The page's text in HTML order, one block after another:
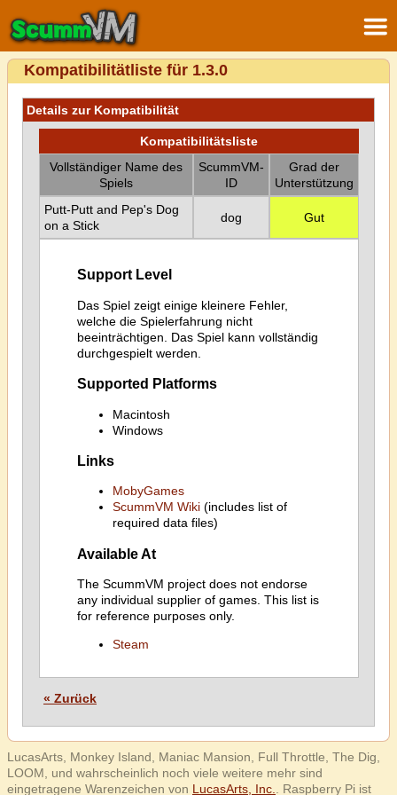
Kompatibilitätliste für 1.3.0
Details zur Kompatibilität
Kompatibilitätsliste
Vollständiger Name des
Spiels
ScummVM-
ID
Grad der
Unterstützung
Putt-Putt and Pep's Dog
on a Stick
dog Gut
Support Level
Das Spiel zeigt einige kleinere Fehler,
welche die Spielerfahrung nicht
beeinträchtigen. Das Spiel kann vollständig
durchgespielt werden.
Supported Platforms
Macintosh
Windows
Links
MobyGames
ScummVM Wiki(includes list of
required data files)
Available At
The ScummVM project does not endorse
any individual supplier of games. This list is
for reference purposes only.
Steam
« Zurück
LucasArts, Monkey Island, Maniac Mansion, Full Throttle, The Dig,
LOOM, und wahrscheinlich noch viele weitere mehr sind
eingetragene Warenzeichen von LucasArts, Inc. . Raspberry Pi ist